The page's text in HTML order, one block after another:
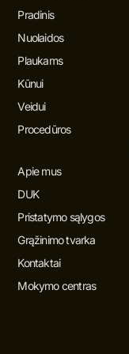
Pradinis
Nuolaidos
Plaukams
Kūnui
Veidui
Procedūros
Apie mus
DUK
Pristatymo sąlygos
Grąžinimo tvarka
Kontaktai
Mokymo centras